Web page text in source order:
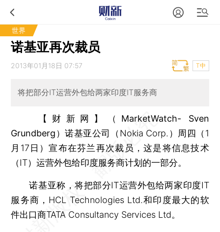
世界
诺基亚再次裁员
2013年01月18日 07:57 T中
将把部分IT运营外包给两家印度IT服务商
【财新网】（MarketWatch- Sven
Grundberg）诺基亚公司（Nokia Corp.）周四（1
月17日）宣布在芬兰再次裁员，这是将信息技术
（IT）运营外包给印度服务商计划的一部分。
诺基亚称，将把部分IT运营外包给两家印度IT
服务商，HCL Technologies Ltd.和印度最大的软
件出口商TATA Consultancy Services Ltd。